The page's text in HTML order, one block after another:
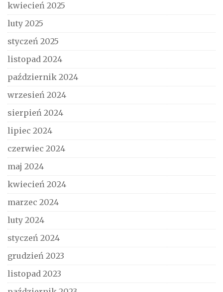
kwiecień 2025
luty 2025
styczeń 2025
listopad 2024
październik 2024
wrzesień 2024
sierpień 2024
lipiec 2024
czerwiec 2024
maj 2024
kwiecień 2024
marzec 2024
luty 2024
styczeń 2024
grudzień 2023
listopad 2023